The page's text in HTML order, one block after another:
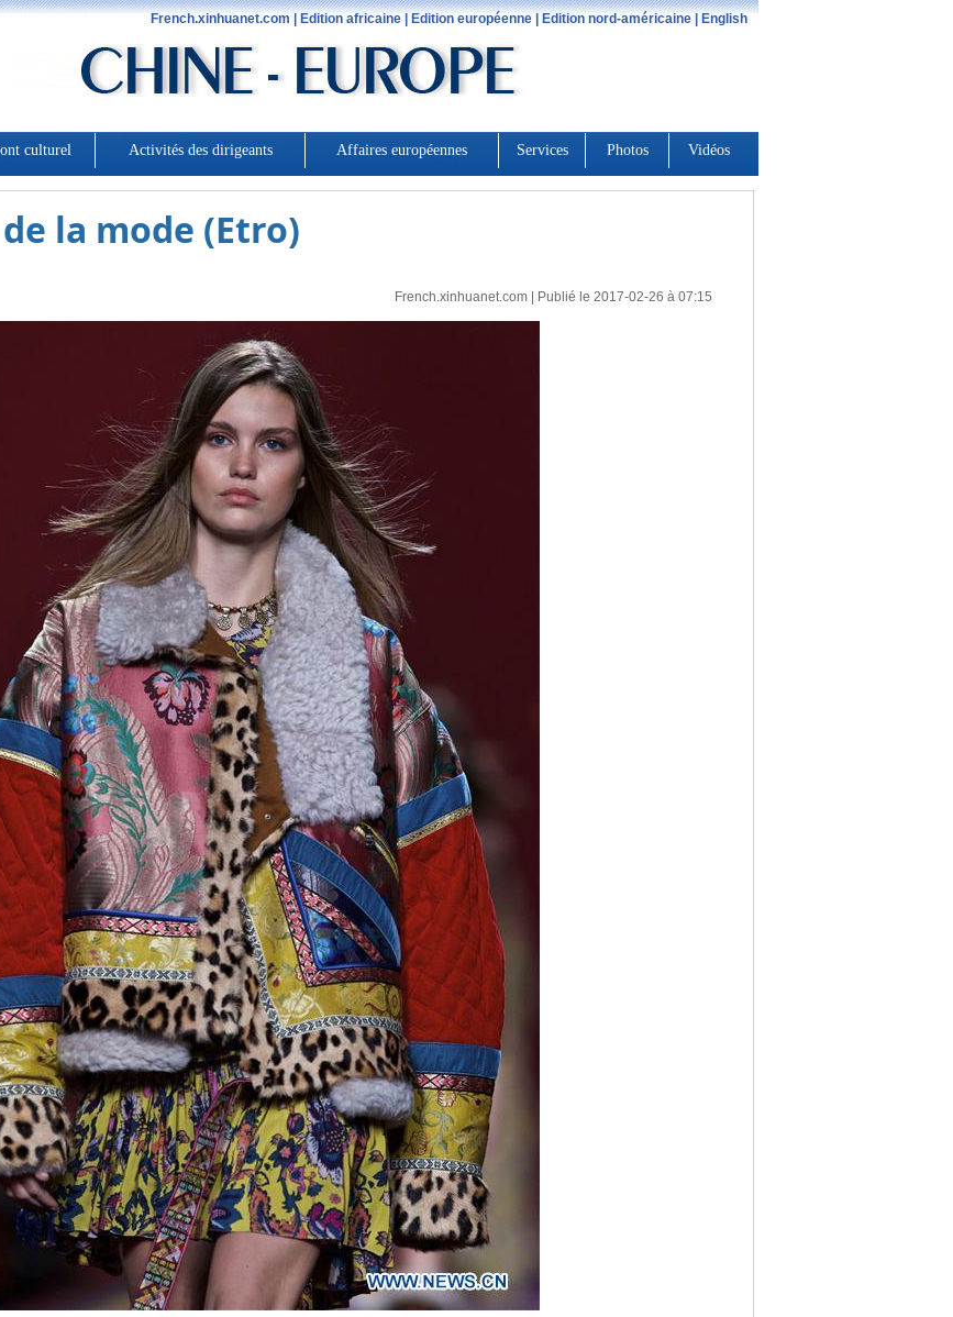
la mode (Etro)
French.xinhuanet.com| Publié le 2017-02-26 à 07:15